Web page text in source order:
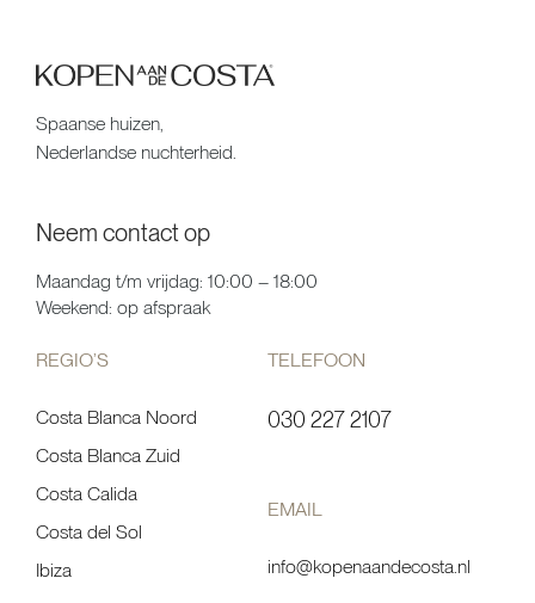
Spaanse huizen,
Nederlandse nuchterheid.
Neem contact op
Maandag t/m vrijdag: 10:00 – 18:00
Weekend: op afspraak
REGIO’S
Costa Blanca Noord
Costa Blanca Zuid
Costa Calida
Costa del Sol
Ibiza
TELEFOON
030 227 2107
EMAIL
info@kopenaandecosta.nl